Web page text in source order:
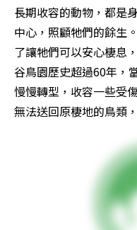
長期收容的動物，都是
中心，照顧牠們的餘生
了讓牠們可以安心棲息
谷鳥園歷史超過60年，
慢慢轉型，收容一些受
無法送回原棲地的鳥類